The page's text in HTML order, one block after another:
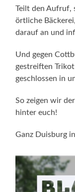
Teilt den Aufruf,
örtliche
darauf an und
Und gegen
gestreiften
geschlossen in
So zeigen wir
hinter euch!
Ganz Duisburg